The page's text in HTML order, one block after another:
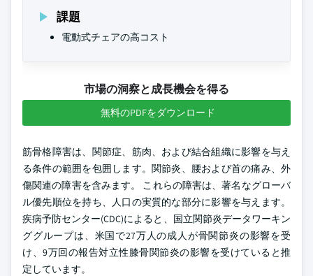
課題
電動式チェアの高コスト
市場の洞察と成長機会を得る
無料のPDFをダウンロード
筋骨格障害は、関節症、筋肉、および結合組織に影響を与え
る条件の範囲を包囲します。関節炎、腰および首の痛み、外
傷関連の障害を含みます。 これらの障害は、著名なグローバ
ル優先順位を持ち、人口の実質的な部分に影響を与えます。
疾病予防センター(CDC)によると、国立関節炎データワーキン
ググループは、米国で27万人の成人が骨関節炎の影響を受
け、9万回の報告対立性膝骨関節炎の影響を受けていると推
定しています。